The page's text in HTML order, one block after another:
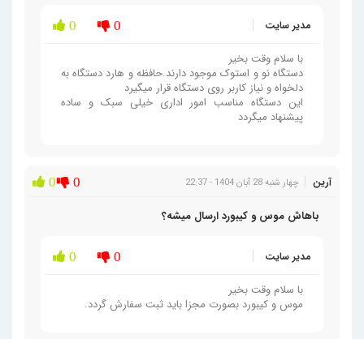
مدیر سایت 0 0
با سلام وقت بخیر
دستگاه نو و استوک موجود دارند.حافظه و هارد دستگاه به
دلخواه و نیاز کاربر روی دستگاه قرار میگیرد
این دستگاه مناسب امور اداری خیلی سبک و ساده
پیشنهاد میگردد
آرین چهار شنبه 28 آبان 1404 - 22:37 0 0
باهاش موس و کیبورد ارسال میشه؟
مدیر سایت 0 0
با سلام وقت بخیر
موس و کیبورد بصورت مجزا باید ثبت سفارش گردد.